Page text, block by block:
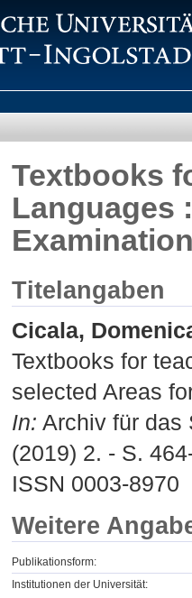
Textbooks
Languages
Titelangaben
Cicala,
Textbooks for
selected Areas
In: Archiv für das
(2019) 2. - S.
ISSN 0003-8970
Weitere
Publikationsform:
Institutionen der Universität: